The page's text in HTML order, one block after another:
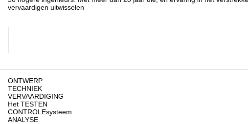
vervaardigen uitwisselen
ONTWERP
TECHNIEK
VERVAARDIGING
Het TESTEN
CONTROLEsysteem
ANALYSE